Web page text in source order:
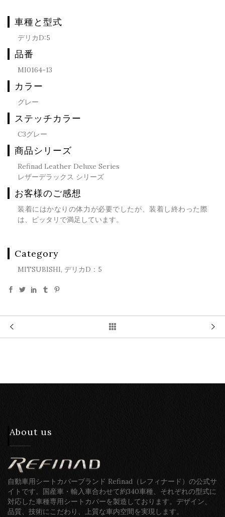
車種と型式
デリカD:5
品番
MI0164-13
カラー
グレー
ステッチカラー
C3グレー
商品シリーズ
Refinad Leather Deluxe Series
レザーデラックス シリーズ
お客様のご感想
装着にはかなりの体力が必要でしたが、装着し終わった際
は、ピッタリで満足しています。
Category
MITSUBISHI, デリカD：5
About us
自動車用シートカバーブランド Refinad（レフィナード）の公式サ
イトです。国産車・輸入車合わせて約340車種、それぞれの型式に
対応した車種専用シートカバーを製造しております。デザイン、
品質、技術にこだわり、上質な車内空間を実現します。